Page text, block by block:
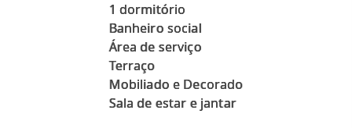
1 dormitório
Banheiro social
Área de serviço
Terraço
Mobiliado e Decorado
Sala de estar e jantar